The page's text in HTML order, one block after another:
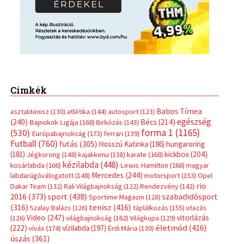
Címkék
asztalitenisz (130) atlétika (144) autosport(123) Babos Tímea
(240) Bajnokok Ligája (168) Birkózás (143) Bécs (214) egészség
(530) Európabajnokság (173) ferrari (139) forma 1 (1165)
Futball (760) futás (305) Hosszú Katinka (186) hungaroring
(181) Jégkorong (148) kajakkenu (138) karate (168) kickbox(204)
kosárlabda (166) kézilabda(448) Lewis Hamilton (168) magyar
labdarúgóválogatott(148) Mercedes (244) motorsport(153) Opel
Dakar Team (132) Rali Világbajnokság (122) Rendezvény(142) rio
2016 (373) sport(438) Sportime Magazin (128) szabadidősport
(316) Szalay Balázs (126) tenisz (416) táplálkozás (155) utazás
(126) Video (247) világbajnokság (162) Világkupa (129) vitorlázás
(222) vívás (174) vízilabda (197) Érdi Mária (130) életmód(416)
úszás (361)